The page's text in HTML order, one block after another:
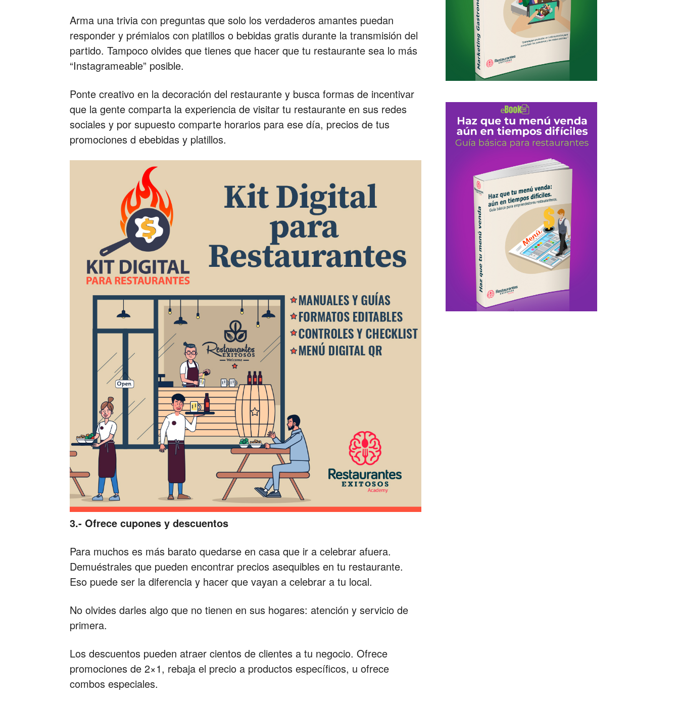
Arma una trivia con preguntas que solo los verdaderos amantes puedan
responder y prémialos con platillos o bebidas gratis durante la transmisión del
partido. Tampoco olvides que tienes que hacer que tu restaurante sea lo más
“Instagrameable” posible.
Ponte creativo en la decoración del restaurante y busca formas de incentivar
que la gente comparta la experiencia de visitar tu restaurante en sus redes
sociales y por supuesto comparte horarios para ese día, precios de tus
promociones d ebebidas y platillos.
3.- Ofrece cupones y descuentos
Para muchos es más barato quedarse en casa que ir a celebrar afuera.
Demuéstrales que pueden encontrar precios asequibles en tu restaurante.
Eso puede ser la diferencia y hacer que vayan a celebrar a tu local.
No olvides darles algo que no tienen en sus hogares: atención y servicio de
primera.
Los descuentos pueden atraer cientos de clientes a tu negocio. Ofrece
promociones de 2×1, rebaja el precio a productos específicos, u ofrece
combos especiales.